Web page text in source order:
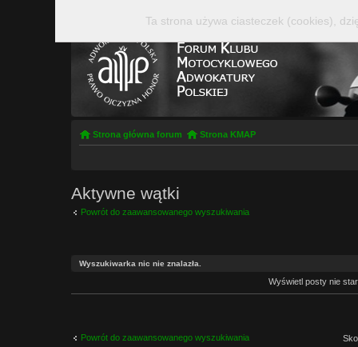
Strona główna forum Strona KMAP
Aktywne wątki
Powrót do zaawansowanego wyszukiwania
Wyszukiwarka nic nie znalazła.
Wyświetl posty nie
Powrót do zaawansowanego wyszukiwania
Ta strona używa ciasteczek (cookies),